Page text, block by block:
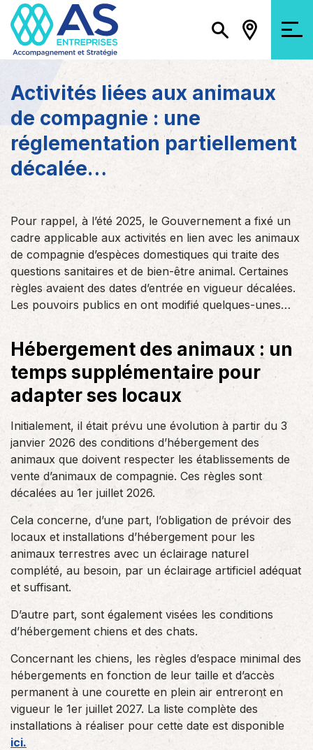
Activités liées aux animaux
de compagnie : une
réglementation partiellement
décalée…
Pour rappel, à l’été 2025, le Gouvernement a fixé un
cadre applicable aux activités en lien avec les animaux
de compagnie d’espèces domestiques qui traite des
questions sanitaires et de bien-être animal. Certaines
règles avaient des dates d’entrée en vigueur décalées.
Les pouvoirs publics en ont modifié quelques-unes…
Hébergement des animaux : un
temps supplémentaire pour
adapter ses locaux
Initialement, il était prévu une évolution à partir du 3
janvier 2026 des conditions d’hébergement des
animaux que doivent respecter les établissements de
vente d’animaux de compagnie. Ces règles sont
décalées au 1er juillet 2026.
Cela concerne, d’une part, l’obligation de prévoir des
locaux et installations d’hébergement pour les
animaux terrestres avec un éclairage naturel
complété, au besoin, par un éclairage artificiel adéquat
et suffisant.
D’autre part, sont également visées les conditions
d’hébergement chiens et des chats.
Concernant les chiens, les règles d’espace minimal des
hébergements en fonction de leur taille et d’accès
permanent à une courette en plein air entreront en
vigueur le 1er juillet 2027. La liste complète des
installations à réaliser pour cette date est disponible
ici.